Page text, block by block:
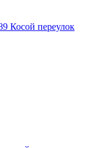
Косой переулок